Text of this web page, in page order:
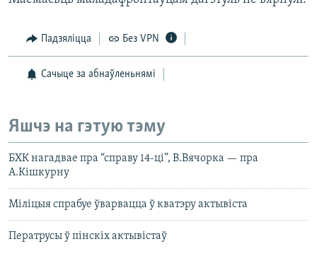
Падзяліцца Без VPN
Сачыце за абнаўленьнямі
Яшчэ на гэтую тэму
БХК нагадвае пра “справу 14-ці”, В.Вячорка — пра
А.Кішкурну
Міліцыя спрабуе ўварвацца ў кватэру актывіста
Ператрусы ў пінскіх актывістаў